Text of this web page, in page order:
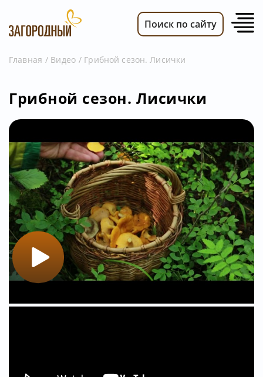
НОВОСТИ
ПЕРЕДАЧИ
ТЕЛЕПРОГРАММА
РЕКЛАМОДАТЕЛЯМ
Поиск по сайту
Главная Видео Грибной сезон. Лисички
Грибной сезон. Лисички